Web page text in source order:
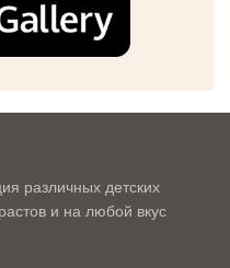
различных детских
и на любой вкус